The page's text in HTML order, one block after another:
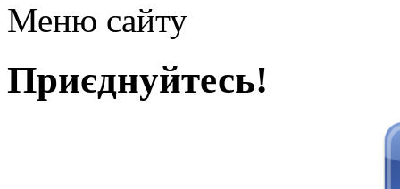
Меню сайту
Приєднуйтесь!